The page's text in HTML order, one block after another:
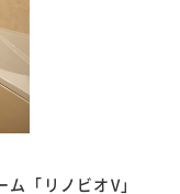
「リノビオV」